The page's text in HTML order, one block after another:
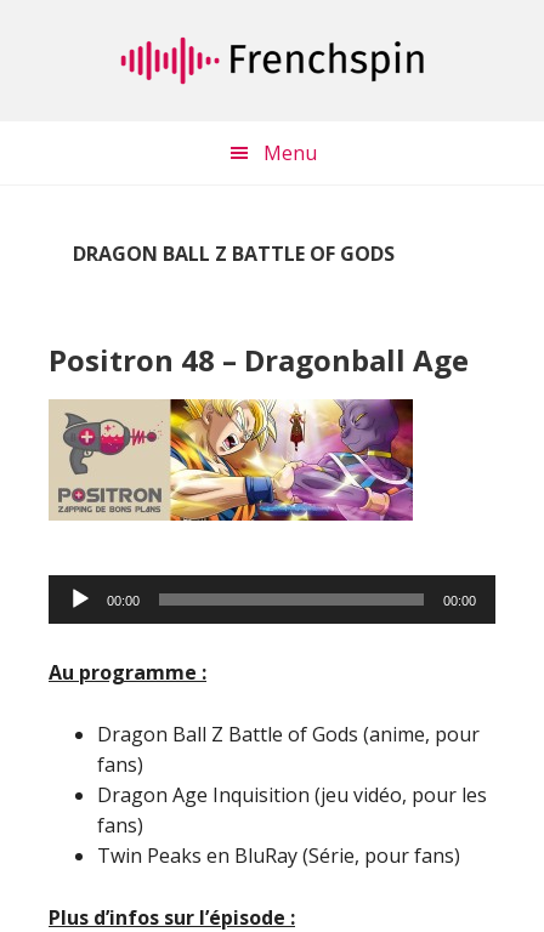
Menu
DRAGON BALL Z BATTLE OF GODS
Positron 48 – Dragonball Age
Lecteur
audio
00:00 00:00
Au programme :
Dragon Ball Z Battle of Gods (anime, pour
fans)
Dragon Age Inquisition (jeu vidéo, pour les
fans)
Twin Peaks en BluRay (Série, pour fans)
Plus d’infos sur l’épisode :